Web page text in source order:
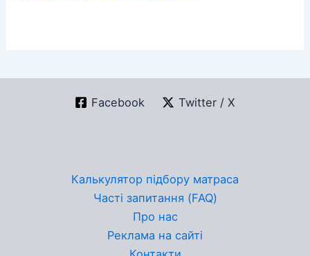
Facebook Twitter / X
Калькулятор підбору матраса
Часті запитання (FAQ)
Про нас
Реклама на сайті